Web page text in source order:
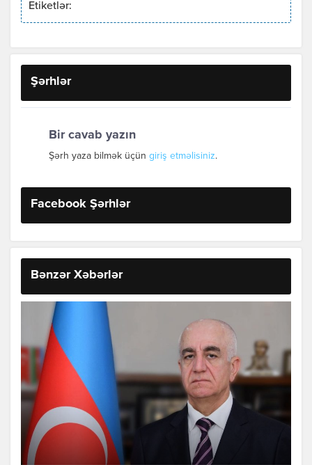
Etiketlər:
Şərhlər
Bir cavab yazın
Şərh yaza bilmək üçün giriş etməlisiniz.
Facebook Şərhlər
Bənzər Xəbərlər